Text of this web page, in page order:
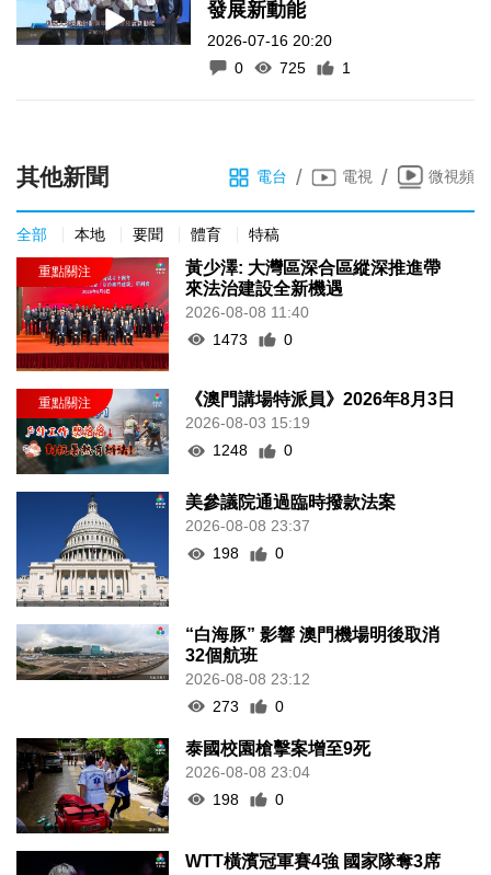
發展新動能
2026-07-16 20:20
0
725 1
其他新聞 電台 / 電視 / 微視頻
全部 本地 要聞 體育 特稿
黃少澤: 大灣區深合區縱深推進帶
來法治建設全新機遇
2026-08-08 11:40
1473
0
《澳門講場特派員》2026年8月3日
2026-08-03 15:19
1248
0
美參議院通過臨時撥款法案
2026-08-08 23:37
198
0
“白海豚” 影響 澳門機場明後取消
32個航班
2026-08-08 23:12
273
0
泰國校園槍擊案增至9死
2026-08-08 23:04
198
0
WTT橫濱冠軍賽4強 國家隊奪3席